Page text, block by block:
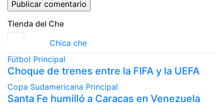
Tienda del Che
Chica che
Fútbol Principal
Choque de trenes entre la FIFA y la UEFA
Copa Sudamericana Principal
Santa Fe humilló a Caracas en Venezuela